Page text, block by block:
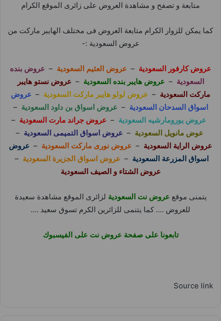
متابعة و تصفح و مشاهدة العروض على زائرى الموقع الكرام
كما يمكن للزوار الكرام متابعة العروض فى مختلف الهايبر ماركت من
عروض السعودية :-
عروض كارفور السعودية – عروض العثيم السعودية – عروض بنده
السعودية – عروض هايبر بنده السعودية – عروض نستو هايبر
ماركت السعودية – عروض لولو هايبر ماركت السعودية – عروض
اسواق السدحان السعودية – عروض اسواق بن داود السعودية –
عروض يورومارشيه السعودية – عروض جراند مارت السعودية –
عوض مانويل السعودية – عروض اسواق التميمى السعودية –
عروض الراية السعودية – عروض نورى ماركت السعودية – عروض
اسواق المزرعة السعودية – عروض اسواق الجزيرة السعودية –
عروض الشتاء و الصيف السعودية
يتمنى موقع عروض نت السعودية لزائرى الموقع مشاهدة سعيدة
للعروض …. كما يتنمى للزائرين الكرم تسوق سعيد ….
تابعونا على صفحة عروض نت على الفيسبوك
Source link